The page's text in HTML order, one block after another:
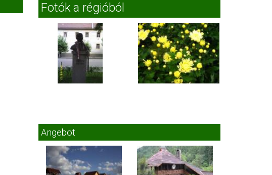
Fotók a régióból
Angebot